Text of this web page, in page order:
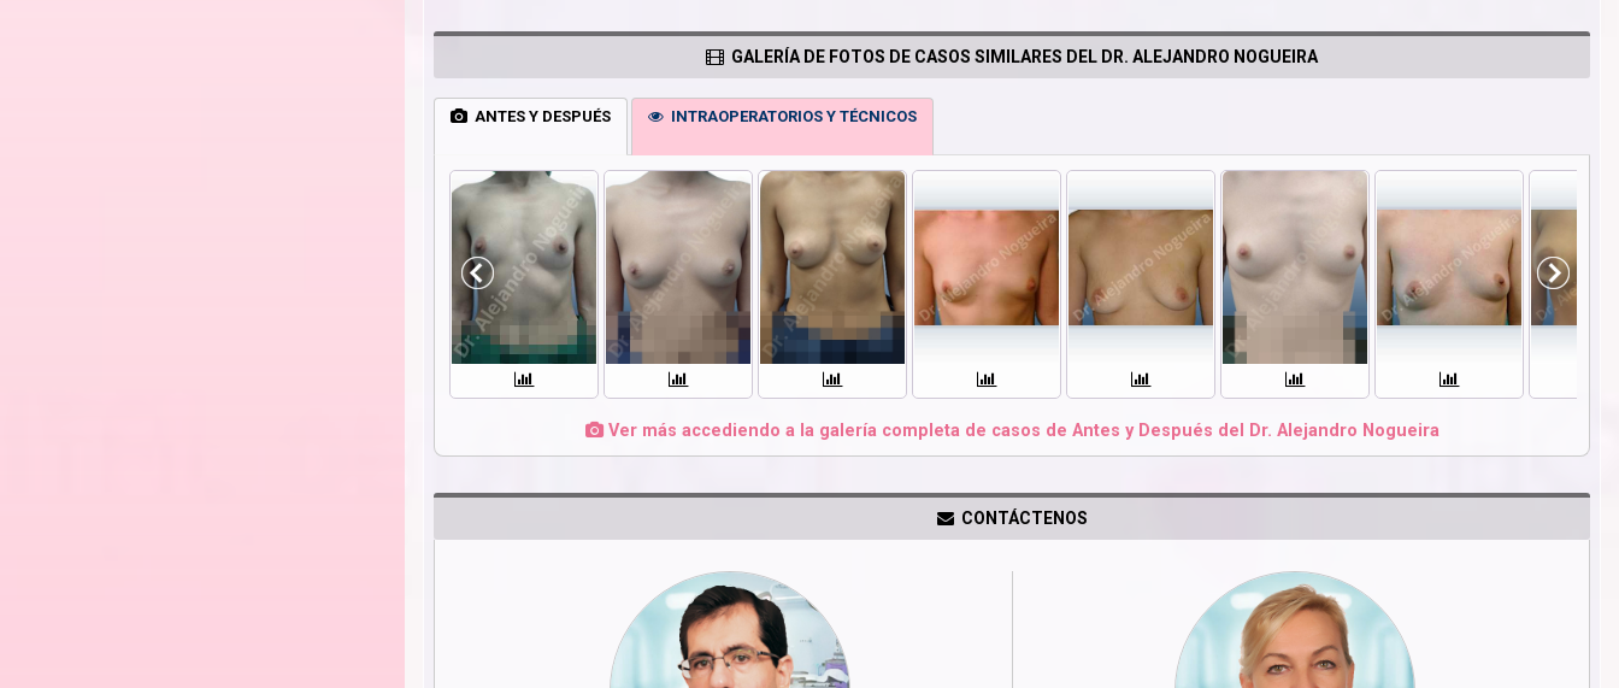
GALERÍA DE FOTOS DE CASOS SIMILARES DEL DR. ALEJANDRO NOGUEIRA
ANTES Y DESPUÉS INTRAOPERATORIOS Y TÉCNICOS
Ver más accediendo a la galería completa de casos de Antes y Después del Dr. Alejandro Nogueira
CONTÁCTENOS